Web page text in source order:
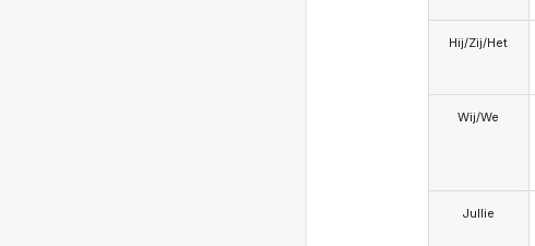
Hij/Zij/Het
Wij/We
Jullie